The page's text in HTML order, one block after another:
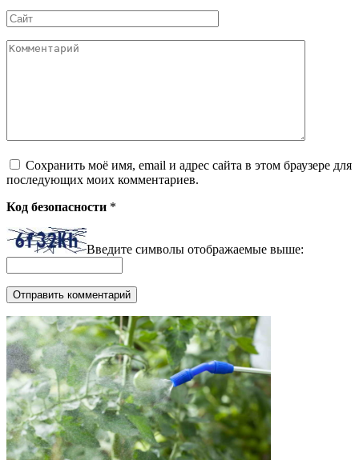
Сайт
Комментарий
Сохранить моё имя, email и адрес сайта в этом браузере для
последующих моих комментариев.
Код безопасности *
Введите символы отображаемые выше: